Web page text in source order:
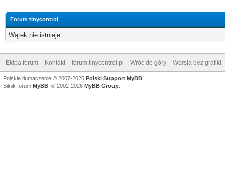
Forum tinycontrol
Wątek nie istnieje.
Ekipa forum Kontakt forum.tinycontrol.pl Wróć do góry Wersja bez grafiki
Polskie tłumaczenie © 2007-2026 Polski Support MyBB
Silnik forum MyBB , © 2002-2026 MyBB Group